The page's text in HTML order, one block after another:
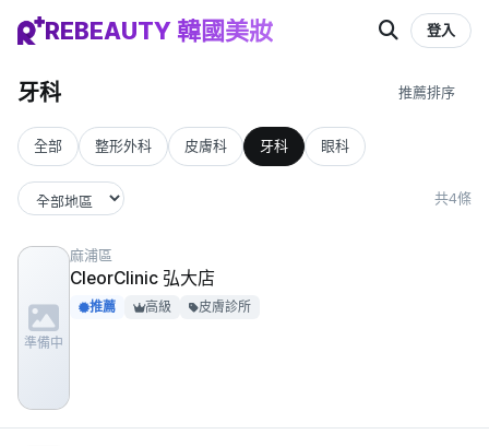
REBEAUTY 韓國美妝 登入
牙科
全部 整形外科 皮膚科 牙科 眼科
共4條
準備中
麻浦區
CleorClinic 弘大店
推薦 高級 皮膚診所